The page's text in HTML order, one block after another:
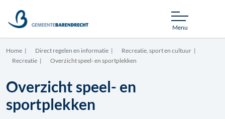
Menu
Home Direct regelen en informatie
Recreatie, sport en cultuur
Recreatie
Overzicht speel- en sportplekken
Overzicht speel- en
sportplekken